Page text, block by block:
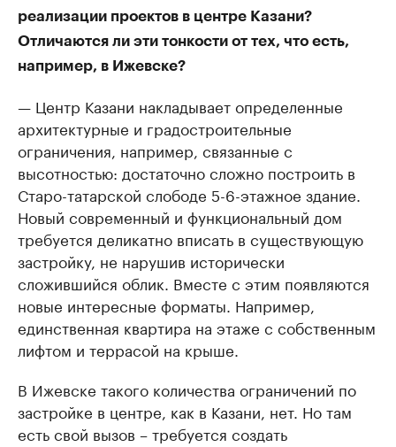
реализации проектов в центре Казани?
Отличаются ли эти тонкости от тех, что есть,
например, в Ижевске?
— Центр Казани накладывает определенные
архитектурные и градостроительные
ограничения, например, связанные с
высотностью: достаточно сложно построить в
Старо-татарской слободе 5-6-этажное здание.
Новый современный и функциональный дом
требуется деликатно вписать в существующую
застройку, не нарушив исторически
сложившийся облик. Вместе с этим появляются
новые интересные форматы. Например,
единственная квартира на этаже с собственным
лифтом и террасой на крыше.
В Ижевске такого количества ограничений по
застройке в центре, как в Казани, нет. Но там
есть свой вызов – требуется создать